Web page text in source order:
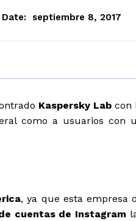
Date: septiembre 8, 2017
Kaspersky Lab con
como a usuarios con
, ya que esta empresa
cuentas de Instagram